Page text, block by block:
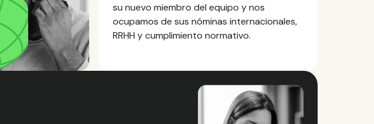
su nuevo miembro del equipo y nos
ocupamos de sus nóminas internacionales,
RRHH y cumplimiento normativo.